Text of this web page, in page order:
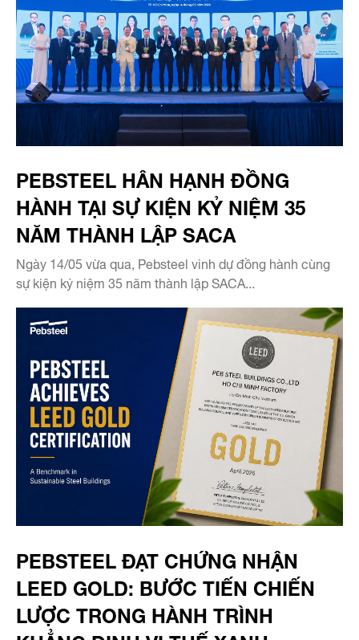
PEBSTEEL HÂN HẠNH ĐỒNG
HÀNH TẠI SỰ KIỆN KỶ NIỆM 35
NĂM THÀNH LẬP SACA
Ngày 14/05 vừa qua, Pebsteel vinh dự đồng hành cùng
sự kiện kỷ niệm 35 năm thành lập SACA...
PEBSTEEL ĐẠT CHỨNG NHẬN
LEED GOLD: BƯỚC TIẾN CHIẾN
LƯỢC TRONG HÀNH TRÌNH